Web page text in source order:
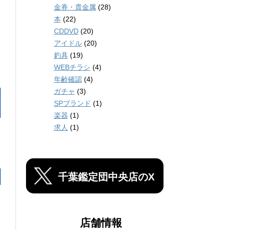
金券・貴金属 (28)
本 (22)
CDDVD(20)
アイドル(20)
釣具(19)
WEBチラシ (4)
年齢確認(4)
ガチャ (3)
SPブランド (1)
楽器 (1)
求人 (1)
千葉鑑定団中央店のX
店舗情報